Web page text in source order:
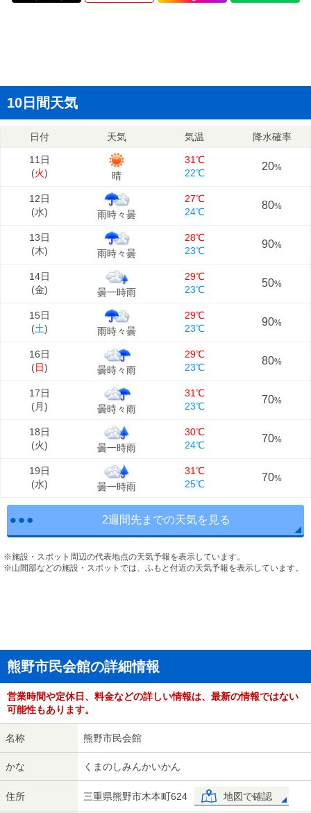
10日間天気
日付 天気 気温 降水確率
11日
(火) 晴
31℃
22℃
20%
12日
(水) 雨時々曇
27℃
24℃
80%
13日
(木) 雨時々曇
28℃
23℃
90%
14日
(金) 曇一時雨
29℃
23℃
50%
15日
(土) 雨時々曇
29℃
23℃
90%
16日
(日) 曇時々雨
29℃
23℃
80%
17日
(月) 曇時々雨
31℃
23℃
70%
18日
(火) 曇一時雨
30℃
24℃
70%
19日
(水) 曇一時雨
31℃
25℃
70%
2週間先までの天気を見る
※施設・スポット周辺の代表地点の天気予報を表示しています。
※山間部などの施設・スポットでは、ふもと付近の天気予報を表示しています。
熊野市民会館の詳細情報
営業時間や定休日、料金などの詳しい情報は、最新の情報ではない
可能性もあります。
名称 熊野市民会館
かな くまのしみんかいかん
住所 三重県熊野市木本町624 地図で確認